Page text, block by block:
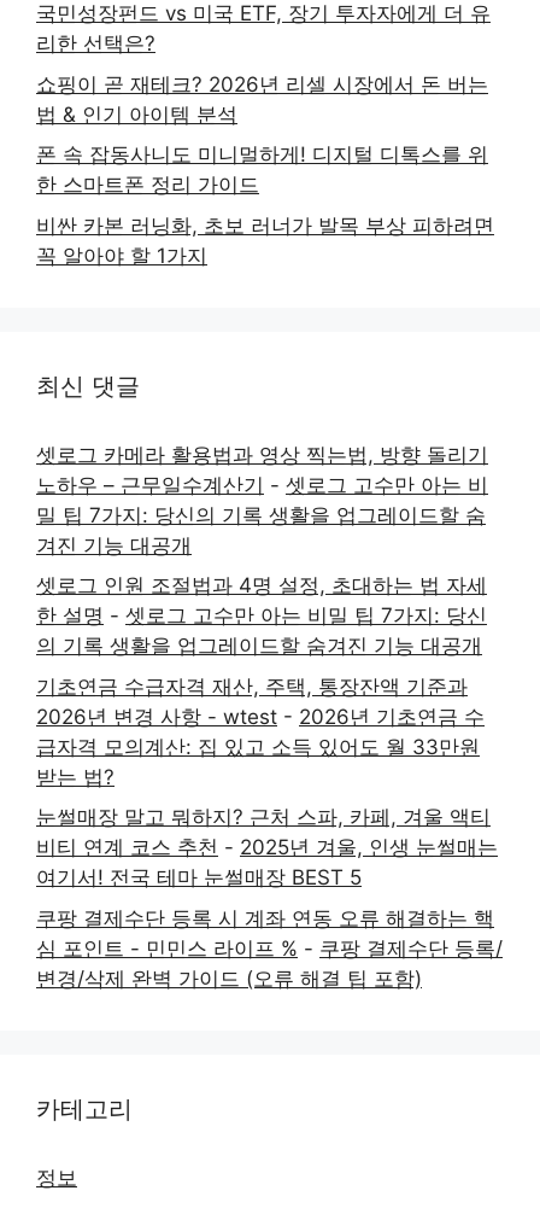
국민성장펀드 vs 미국 ETF, 장기 투자자에게 더 유
리한 선택은?
쇼핑이 곧 재테크? 2026년 리셀 시장에서 돈 버는
법 & 인기 아이템 분석
폰 속 잡동사니도 미니멀하게! 디지털 디톡스를 위
한 스마트폰 정리 가이드
비싼 카본 러닝화, 초보 러너가 발목 부상 피하려면
꼭 알아야 할 1가지
최신 댓글
셋로그 카메라 활용법과 영상 찍는법, 방향 돌리기
노하우 – 근무일수계산기 - 셋로그 고수만 아는 비
밀 팁 7가지: 당신의 기록 생활을 업그레이드할 숨
겨진 기능 대공개
셋로그 인원 조절법과 4명 설정, 초대하는 법 자세
한 설명 - 셋로그 고수만 아는 비밀 팁 7가지: 당신
의 기록 생활을 업그레이드할 숨겨진 기능 대공개
기초연금 수급자격 재산, 주택, 통장잔액 기준과
2026년 변경 사항 - wtest - 2026년 기초연금 수
급자격 모의계산: 집 있고 소득 있어도 월 33만원
받는 법?
눈썰매장 말고 뭐하지? 근처 스파, 카페, 겨울 액티
비티 연계 코스 추천 - 2025년 겨울, 인생 눈썰매는
여기서! 전국 테마 눈썰매장 BEST 5
쿠팡 결제수단 등록 시 계좌 연동 오류 해결하는 핵
심 포인트 - 민민스 라이프 % - 쿠팡 결제수단 등록/
변경/삭제 완벽 가이드 (오류 해결 팁 포함)
카테고리
정보